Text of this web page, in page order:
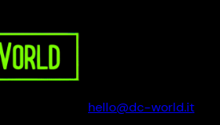
hello@dc-world.it